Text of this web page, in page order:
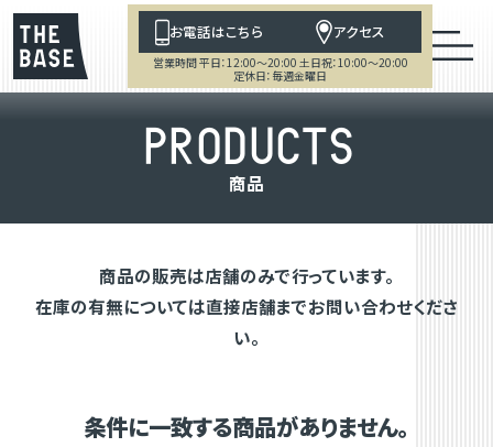
お電話はこちら アクセス
営業時間 平日：12:00～20:00 土日祝：10:00～20:00
定休日：毎週金曜日
PRODUCTS
商品
商品の販売は店舗のみで行っています。
在庫の有無については直接店舗までお問い合わせくださ
い。
条件に一致する商品がありません。